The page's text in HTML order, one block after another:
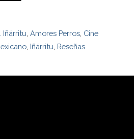
Iñárritu,Amores Perros, Cine
, Iñárritu, Reseñas